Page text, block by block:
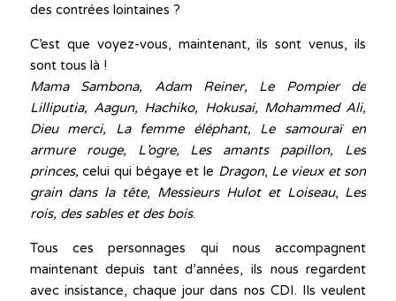
des contrées lointaines ?
C’est que voyez-vous, maintenant, ils sont venus, ils
sont tous là !
Mama Sambona, Adam Reiner, Le Pompier de
Lilliputia, Aagun, Hachiko, Hokusai, Mohammed Ali,
Dieu merci, La femme éléphant, Le samouraï en
armure rouge, L’ogre, Les amants papillon, Les
princes, celui qui bégaye et le Dragon, Le vieux et son
grain dans la tête, Messieurs Hulot et Loiseau, Les
rois, des sables et des bois.
Tous ces personnages qui nous accompagnent
maintenant depuis tant d’années, ils nous regardent
avec insistance, chaque jour dans nos CDI. Ils veulent